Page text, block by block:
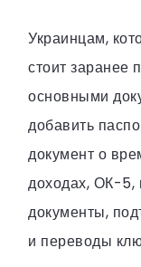
Украинцам,
стоит заранее
основными
добавить
документ о
доходах, ОК-5,
документы,
и переводы